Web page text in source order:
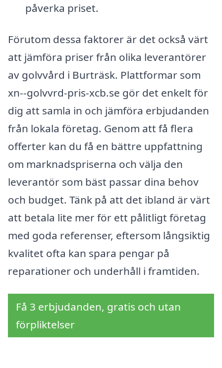
påverka priset.
Förutom dessa faktorer är det också värt
att jämföra priser från olika leverantörer
av golvvård i Burträsk. Plattformar som
xn--golvvrd-pris-xcb.se gör det enkelt för
dig att samla in och jämföra erbjudanden
från lokala företag. Genom att få flera
offerter kan du få en bättre uppfattning
om marknadspriserna och välja den
leverantör som bäst passar dina behov
och budget. Tänk på att det ibland är värt
att betala lite mer för ett pålitligt företag
med goda referenser, eftersom långsiktig
kvalitet ofta kan spara pengar på
reparationer och underhåll i framtiden.
Få 3 erbjudanden, gratis och utan
förpliktelser